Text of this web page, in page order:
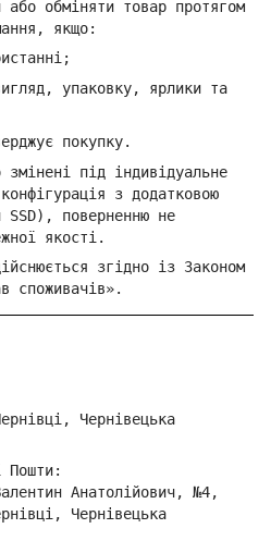
або обміняти товар протягом
якщо:
упаковку, ярлики та
покупку.
під індивідуальне
з додатковою
SSD), поверненню не
якості.
згідно із Законом
споживачів».
рнівці, Чернівецька
Пошти:
Анатолійович, №4,
Чернівецька